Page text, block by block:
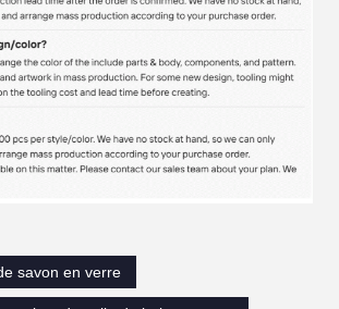
savon en verre